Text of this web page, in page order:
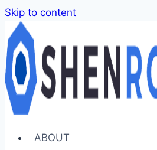
Skip to content
ABOUT